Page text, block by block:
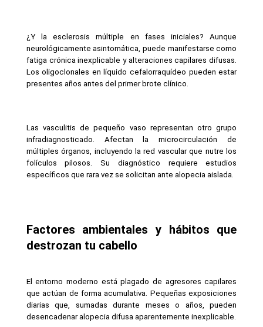
¿Y la esclerosis múltiple en fases iniciales? Aunque
neurológicamente asintomática, puede manifestarse como
fatiga crónica inexplicable y alteraciones capilares difusas.
Los oligoclonales en líquido cefalorraquídeo pueden estar
presentes años antes del primer brote clínico.
Las vasculitis de pequeño vaso representan otro grupo
infradiagnosticado. Afectan la microcirculación de
múltiples órganos, incluyendo la red vascular que nutre los
folículos pilosos. Su diagnóstico requiere estudios
específicos que rara vez se solicitan ante alopecia aislada.
Factores ambientales y hábitos que
destrozan tu cabello
El entorno moderno está plagado de agresores capilares
que actúan de forma acumulativa. Pequeñas exposiciones
diarias que, sumadas durante meses o años, pueden
desencadenar alopecia difusa aparentemente inexplicable.